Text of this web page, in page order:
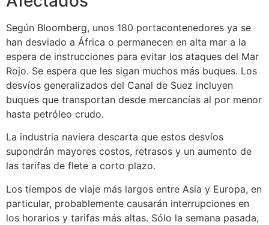
Según Bloomberg, unos 180 portacontenedores ya se
han desviado a África o permanecen en alta mar a la
espera de instrucciones para evitar los ataques del Mar
Rojo. Se espera que les sigan muchos más buques. Los
desvíos generalizados del Canal de Suez incluyen
buques que transportan desde mercancías al por menor
hasta petróleo crudo.
La industria naviera descarta que estos desvíos
supondrán mayores costos, retrasos y un aumento de
las tarifas de flete a corto plazo.
Los tiempos de viaje más largos entre Asia y Europa, en
particular, probablemente causarán interrupciones en
los horarios y tarifas más altas. Sólo la semana pasada,